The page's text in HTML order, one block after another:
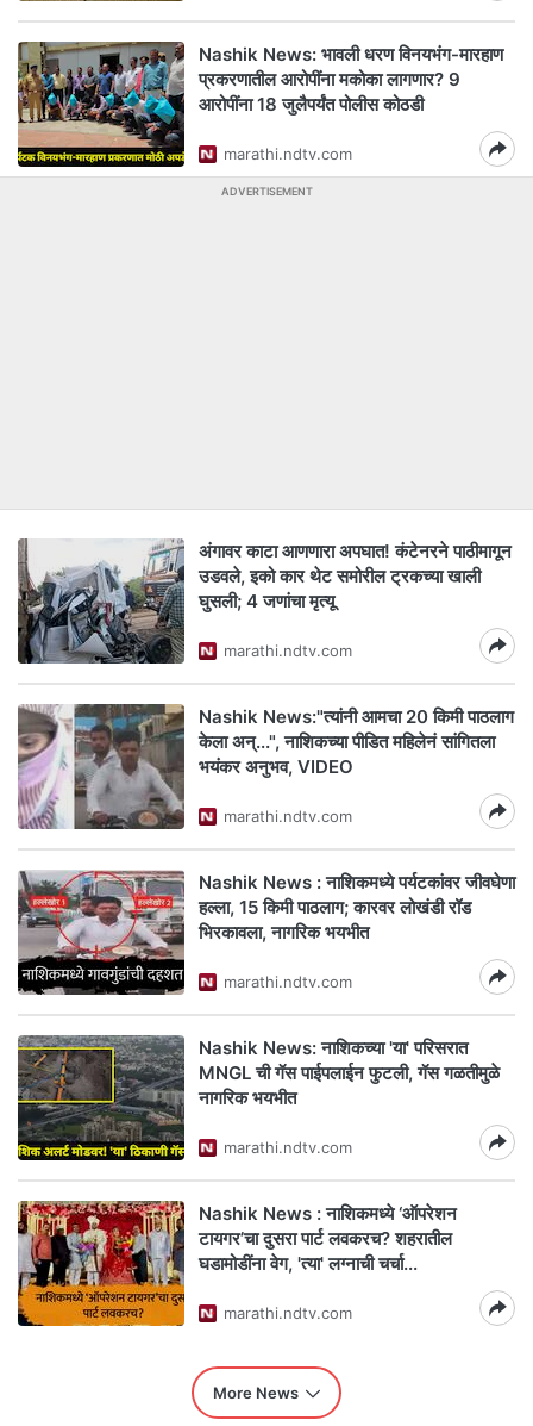
Nashik News: भावली धरण विनयभंग-मारहाण
प्रकरणातील आरोपींना मकोका लागणार? 9
आरोपींना 18 जुलैपर्यंत पोलीस कोठडी
marathi.ndtv.com
ADVERTISEMENT
अंगावर काटा आणणारा अपघात! कंटेनरने पाठीमागून
उडवले, इको कार थेट समोरील ट्रकच्या खाली
घुसली; 4 जणांचा मृत्यू
marathi.ndtv.com
Nashik News:"त्यांनी आमचा 20 किमी पाठलाग
केला अन्...", नाशिकच्या पीडित महिलेनं सांगितला
भयंकर अनुभव, VIDEO
marathi.ndtv.com
Nashik News : नाशिकमध्ये पर्यटकांवर जीवघेणा
हल्ला, 15 किमी पाठलाग; कारवर लोखंडी रॉड
भिरकावला, नागरिक भयभीत
marathi.ndtv.com
Nashik News: नाशिकच्या 'या' परिसरात
MNGL ची गॅस पाईपलाईन फुटली, गॅस गळतीमुळे
नागरिक भयभीत
marathi.ndtv.com
Nashik News : नाशिकमध्ये ‘ऑपरेशन
टायगर’चा दुसरा पार्ट लवकरच? शहरातील
घडामोडींना वेग, 'त्या' लग्नाची चर्चा...
marathi.ndtv.com
More News